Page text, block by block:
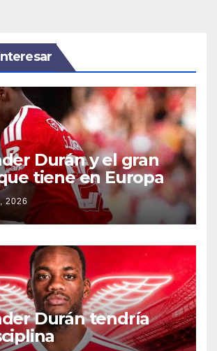
Durán y el gran
tiene en Europa
2026
Durán tendría